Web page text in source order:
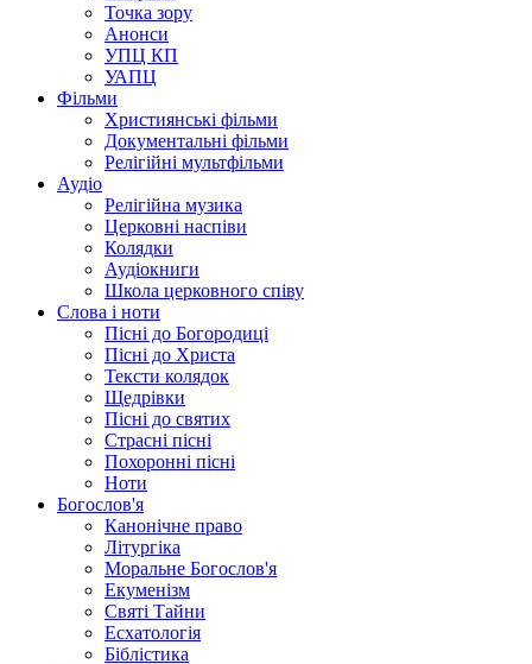
Точка зору
Анонси
УПЦ КП
УАПЦ
Фільми
Християнські фільми
Документальні фільми
Релігійні мультфільми
Аудіо
Релігійна музика
Церковні наспіви
Колядки
Аудіокниги
Школа церковного співу
Слова і ноти
Пісні до Богородиці
Пісні до Христа
Тексти колядок
Щедрівки
Пісні до святих
Страсні пісні
Похоронні пісні
Ноти
Богослов'я
Канонічне право
Літургіка
Моральне Богослов'я
Екуменізм
Святі Тайни
Есхатологія
Біблістика